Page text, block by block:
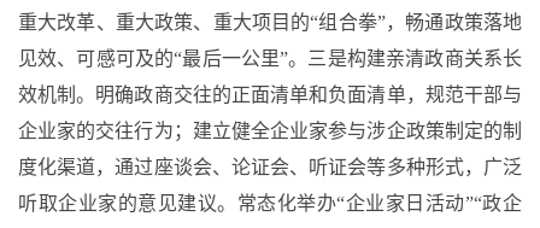
重大改革、重大政策、重大项目的“组合拳”，畅通政策落地
见效、可感可及的“最后一公里”。三是构建亲清政商关系长
效机制。明确政商交往的正面清单和负面清单，规范干部与
企业家的交往行为；建立健全企业家参与涉企政策制定的制
度化渠道，通过座谈会、论证会、听证会等多种形式，广泛
听取企业家的意见建议。常态化举办“企业家日活动”“政企